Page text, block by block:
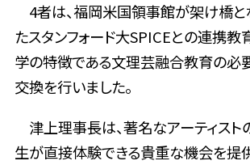
4者は、福岡米国領事館が架け橋と
たスタンフォード大SPICEとの連携教
学の特徴である文理芸融合教育の必
交換を行いました。
津上理事長は、著名なアーティス
生が直接体験できる貴重な機会を提